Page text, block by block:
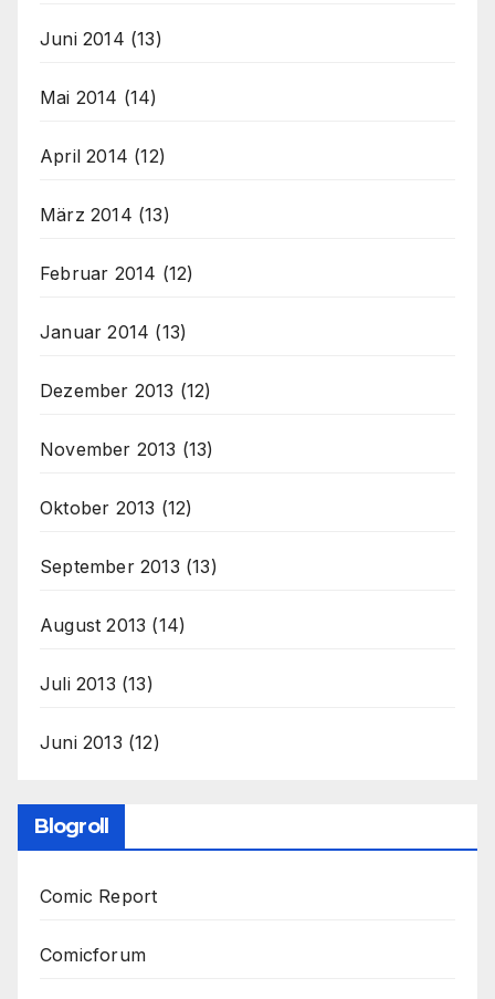
Juni 2014 (13)
Mai 2014 (14)
April 2014 (12)
März 2014 (13)
Februar 2014 (12)
Januar 2014 (13)
Dezember 2013 (12)
November 2013 (13)
Oktober 2013 (12)
September 2013 (13)
August 2013 (14)
Juli 2013 (13)
Juni 2013 (12)
Blogroll
Comic Report
Comicforum